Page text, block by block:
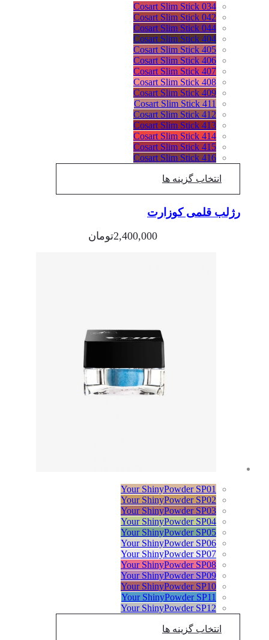
Cosart Slim Stick 034
Cosart Slim Stick 042
Cosart Slim Stick 044
Cosart Slim Stick 404
Cosart Slim Stick 405
Cosart Slim Stick 406
Cosart Slim Stick 407
Cosart Slim Stick 408
Cosart Slim Stick 409
Cosart Slim Stick 411
Cosart Slim Stick 412
Cosart Slim Stick 413
Cosart Slim Stick 414
Cosart Slim Stick 415
Cosart Slim Stick 416
انتخاب گزینه ها
رژلب قلمی کوزارت
2,400,000تومان
Your ShinyPowder SP01
Your ShinyPowder SP02
Your ShinyPowder SP03
Your ShinyPowder SP04
Your ShinyPowder SP05
Your ShinyPowder SP06
Your ShinyPowder SP07
Your ShinyPowder SP08
Your ShinyPowder SP09
Your ShinyPowder SP10
Your ShinyPowder SP11
Your ShinyPowder SP12
انتخاب گزینه ها